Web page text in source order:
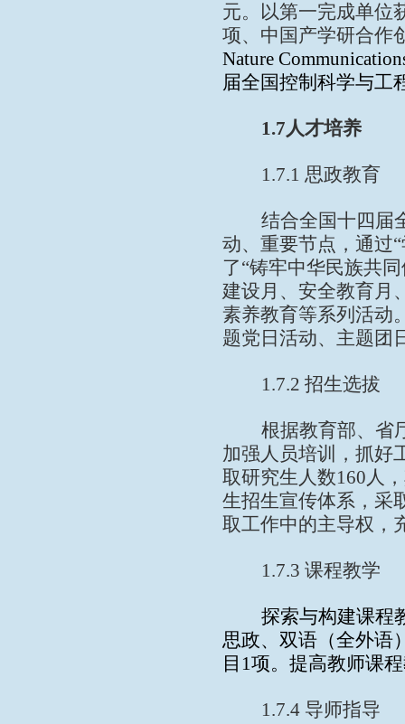
元。以第一完成单位
项、中国产学研合作
Nature
届全国控制科学与工
1.7人才培养
1.7.1 思政教育
结合全国十四届
动、重要节点，通过“
了“铸牢中华民族共
建设月、安全教育月
素养教育等系列活动
题党日活动、主题团
1.7.2 招生选拔
根据教育部、省
加强人员培训，抓好
取研究生人数160人
生招生宣传体系，采
取工作中的主导权，
1.7.3 课程教学
探索与构建课程
思政、双语（全外语
目 1项。提高教师课
1.7.4 导师指导